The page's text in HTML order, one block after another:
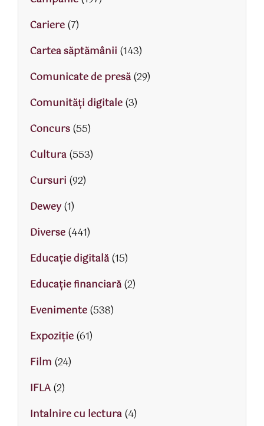
Cariere(7)
Cartea săptămânii (143)
Comunicate de presă(29)
Comunități digitale(3)
Concurs(55)
Cultura(553)
Cursuri (92)
Dewey(1)
Diverse(441)
Educaţie digitală(15)
Educaţie financiară(2)
Evenimente(538)
Expoziție(61)
Film (24)
IFLA(2)
Intalnire cu lectura(4)